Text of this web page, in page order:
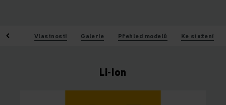
Vlastnosti Galerie Přehled modelů Ke stažení
Li-Ion